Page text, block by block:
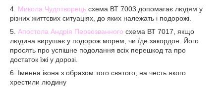
4. Микола Чудотворець схема ВТ 7003 допомагає людям у
різних життєвих ситуаціях, до яких належать і подорожі.
5. Апостола Андрія Первозванного схема ВТ 7017, якщо
людина вирушає у подорож морем, чи їде закордон. Його
просять про успішне подолання всіх перешкод та про
достаток їжі у дорозі.
6. Іменна ікона з образом того святого, на честь якого
хрестили людину